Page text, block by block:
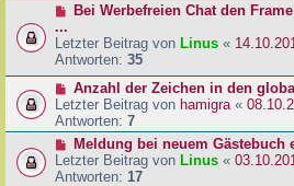
Bei Werbefreien Chat den
...
Letzter Beitrag von Linus «
Antworten: 35
Anzahl der Zeichen in den
Letzter Beitrag von hamigra «
Antworten: 7
Meldung bei neuem Gästebuch
Letzter Beitrag von Linus «
Antworten: 17